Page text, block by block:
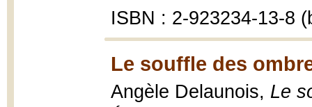
ISBN : 2-923234-13-8
Le souffle des
Angèle Delaunois, Le